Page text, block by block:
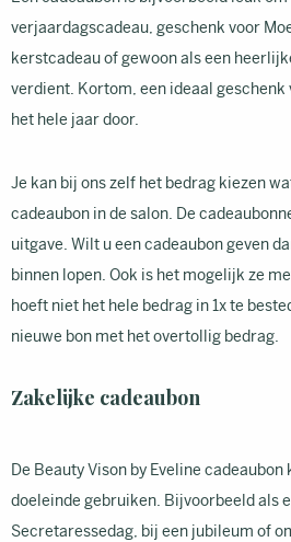
verjaardagscadeau, geschenk voor
kerstcadeau of gewoon als een
verdient. Kortom, een ideaal geschenk
het hele jaar door.
Je kan bij ons zelf het bedrag kiezen
cadeaubon in de salon. De
uitgave. Wilt u een cadeaubon geven
binnen lopen. Ook is het mogelijk ze
hoeft niet het hele bedrag in 1x te
nieuwe bon met het overtollig bedrag.
Zakelijke cadeaubon
De Beauty Vison by Eveline
doeleinde gebruiken. Bijvoorbeeld als
Secretaressedag, bij een jubileum of